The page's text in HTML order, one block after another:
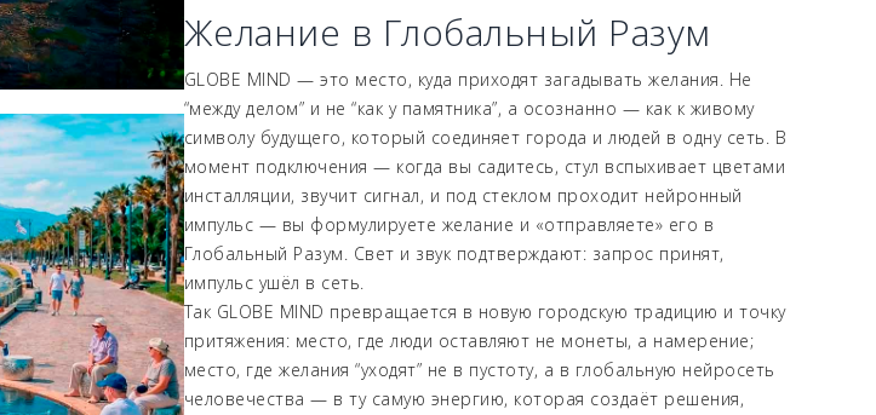
Желание в Глобальный Разум
GLOBE MIND — это место, куда приходят загадывать желания. Не
“между делом” и не “как у памятника”, а осознанно — как к живому
символу будущего, который соединяет города и людей в одну сеть. В
момент подключения — когда вы садитесь, стул вспыхивает цветами
инсталляции, звучит сигнал, и под стеклом проходит нейронный
импульс — вы формулируете желание и «отправляете» его в
Глобальный Разум. Свет и звук подтверждают: запрос принят,
импульс ушёл в сеть.
Так GLOBE MIND превращается в новую городскую традицию и точку
притяжения: место, где люди оставляют не монеты, а намерение;
место, где желания “уходят” не в пустоту, а в глобальную нейросеть
человечества — в ту самую энергию, которая создаёт решения,